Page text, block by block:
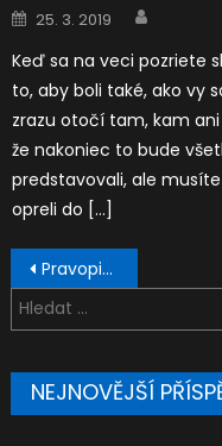
Posted
on
25. 3. 2019
Keď sa na veci pozriete
to, aby boli také, ako vy
zrazu otočí tam, kam
že nakoniec to bude
predstavovali, ale
opreli do […]
Navigace
pro
příspěvek
Pravopisné tipy pre past Simple (Minulý čas jednoduchý v angličtine)
Vyhledávání
NEJNOVĚJŠÍ